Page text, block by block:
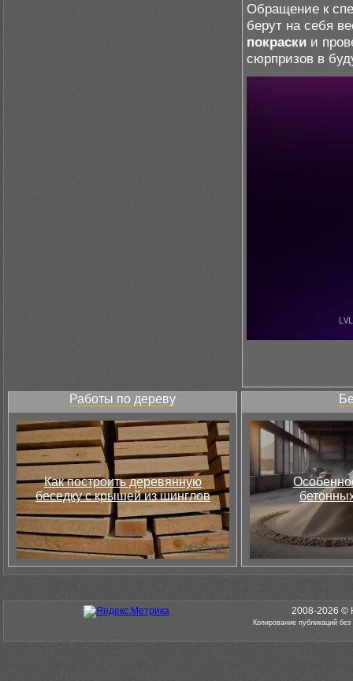
Обращение к
берут на себя
покраски и
сюрпризов в
Работы по дереву
Как построить деревянную
беседку с крышей из шинглов
2008-2026 ©
Копирование публикаций